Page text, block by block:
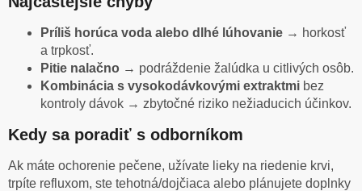
Príliš horúca voda alebo dlhé lúhovanie → horkosť
a trpkosť.
Pitie nalačno → podráždenie žalúdka u citlivých osôb.
Kombinácia s vysokodávkovými extraktmi bez
kontroly dávok → zbytočné riziko nežiaducich účinkov.
Kedy sa poradiť s odborníkom
Ak máte ochorenie pečene, užívate lieky na riedenie krvi,
trpíte refluxom, ste tehotná/dojčiaca alebo plánujete doplnky